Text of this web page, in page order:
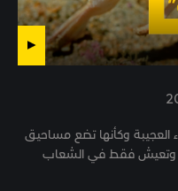
وكأنها تضع مساحيق
وتعيش فقط في الشعاب